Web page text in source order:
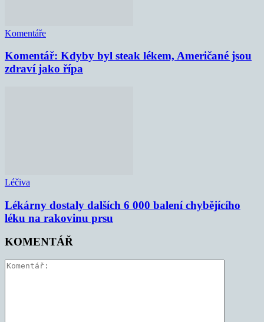
Komentáře
Komentář: Kdyby byl steak lékem, Američané jsou
zdraví jako řípa
Léčiva
Lékárny dostaly dalších 6 000 balení chybějícího
léku na rakovinu prsu
KOMENTÁŘ